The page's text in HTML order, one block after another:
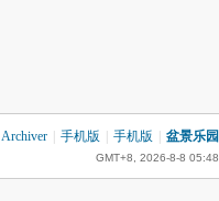
Archiver 手机版 手机版 盆景乐园
GMT+8, 2026-8-8 05:48